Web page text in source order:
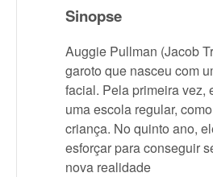
Sinopse
Auggie Pullman (Jacob
garoto que nasceu com
facial. Pela primeira vez,
uma escola regular,
criança. No quinto ano,
esforçar para conseguir
nova realidade